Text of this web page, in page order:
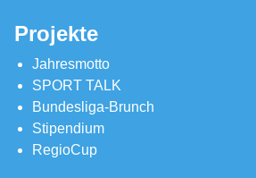
Projekte
Jahresmotto
SPORT TALK
Bundesliga-Brunch
Stipendium
RegioCup